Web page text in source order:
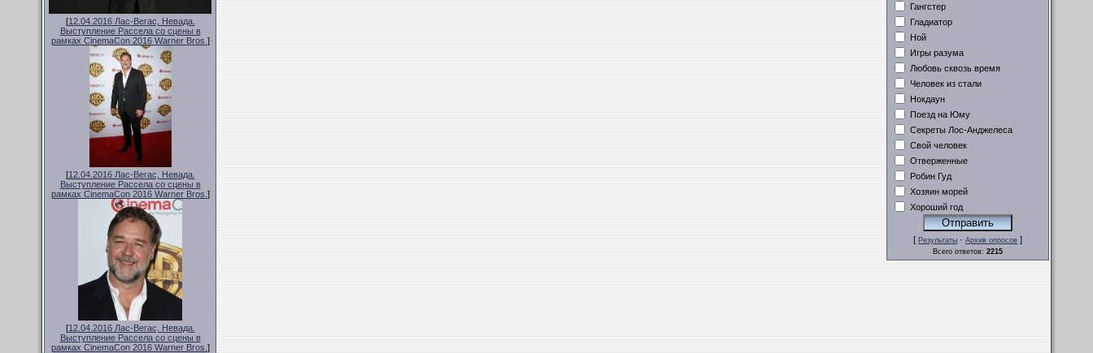
[12.04.2016 Лас-Вегас, Невада.
Выступление Рассела со сцены в
рамках CinemaCon 2016 Warner Bros. ]
[12.04.2016 Лас-Вегас, Невада.
Выступление Рассела со сцены в
рамках CinemaCon 2016 Warner Bros. ]
[12.04.2016 Лас-Вегас, Невада.
Выступление Рассела со сцены в
рамках CinemaCon 2016 Warner Bros. ]
Гангстер
Гладиатор
Ной
Игры разума
Любовь сквозь время
Человек из стали
Нокдаун
Поезд на Юму
Секреты Лос-Анджелеса
Свой человек
Отверженные
Робин Гуд
Хозяин морей
Хороший год
[ Результаты · Архив опросов ]
Всего ответов: 2215